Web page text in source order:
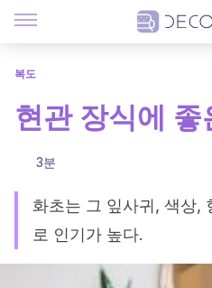
복도
현관 장식에 좋
3분
화초는 그 잎사귀, 색상,
로 인기가 높다.